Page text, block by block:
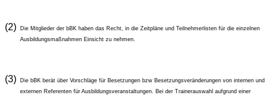
(2)
Die Mitglieder der bBK haben das Recht, in die Zeitpläne und Teilnehmerlisten für die einzelnen
Ausbildungsmaßnahmen Einsicht zu nehmen.
(3)
Die bBK berät über Vorschläge für Besetzungen bzw Besetzungsveränderungen von internen und
externen Referenten für Ausbildungsveranstaltungen. Bei der Trainerauswahl aufgrund einer